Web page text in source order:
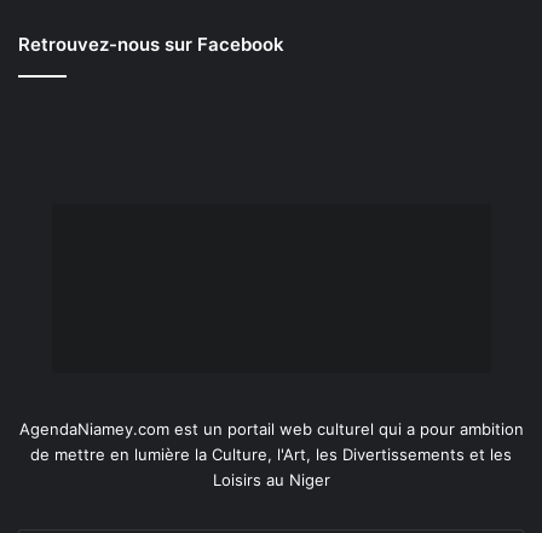
Retrouvez-nous sur Facebook
AgendaNiamey.com est un portail web culturel qui a pour ambition
de mettre en lumière la Culture, l'Art, les Divertissements et les
Loisirs au Niger